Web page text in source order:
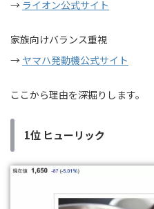
→ ライオン公式サイト
家族向けバランス重視
→ ヤマハ発動機公式サイト
ここから理由を深掘りします。
1位 ヒューリック